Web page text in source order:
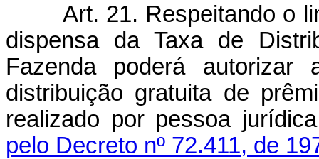
Art. 21. Respeitando o
dispensa da Taxa de
Fazenda poderá autorizar
distribuição gratuita de
realizado por pessoa
pelo Decreto nº 72.411, de